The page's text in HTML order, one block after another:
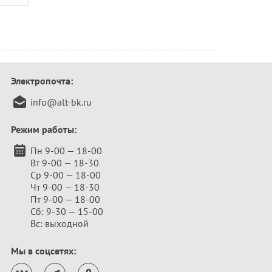
Электропочта:
info@alt-bk.ru
Режим работы:
Пн 9-00 — 18-00
Вт 9-00 — 18-30
Ср 9-00 — 18-00
Чт 9-00 — 18-30
Пт 9-00 — 18-00
Сб: 9-30 — 15-00
Вс: выходной
Мы в соцсетях: